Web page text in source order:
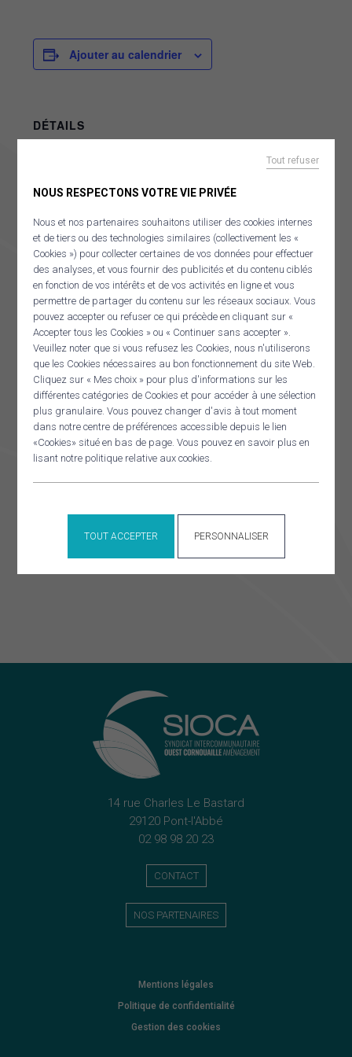
Panneau de gestion des cookies
NOUS RESPECTONS VOTRE VIE PRIVÉE
Nous et nos partenaires souhaitons utiliser des cookies internes
et de tiers ou des technologies similaires (collectivement les «
Cookies ») pour collecter certaines de vos données pour effectuer
des analyses, et vous fournir des publicités et du contenu ciblés
en fonction de vos intérêts et de vos activités en ligne et vous
permettre de partager du contenu sur les réseaux sociaux. Vous
pouvez accepter ou refuser ce qui précède en cliquant sur «
Accepter tous les Cookies » ou « Continuer sans accepter ».
Veuillez noter que si vous refusez les Cookies, nous n'utiliserons
que les Cookies nécessaires au bon fonctionnement du site Web.
Cliquez sur « Mes choix » pour plus d'informations sur les
différentes catégories de Cookies et pour accéder à une sélection
plus granulaire. Vous pouvez changer d'avis à tout moment
dans notre centre de préférences accessible depuis le lien
«Cookies» situé en bas de page. Vous pouvez en savoir plus en
lisant notre politique relative aux cookies.
TOUT ACCEPTER
Tout refuser
PERSONNALISER
OuestKarr covoiturage
Mai à vélo
Schéma directeur vélo
AGENDA
Ajouter au calendrier
DÉTAILS
décembre 8
Heure :
14:00 - 16:00
LIEU
A confirmer
Commission
aménagement
Commission aménagement
ÉVÉNEMENTS À VENIR
14 rue Charles Le Bastard
29120 Pont-l'Abbé
02 98 98 20 23
CONTACT
NOS PARTENAIRES
Mentions légales
Politique de confidentialité
Gestion des cookies
RECHERCHER